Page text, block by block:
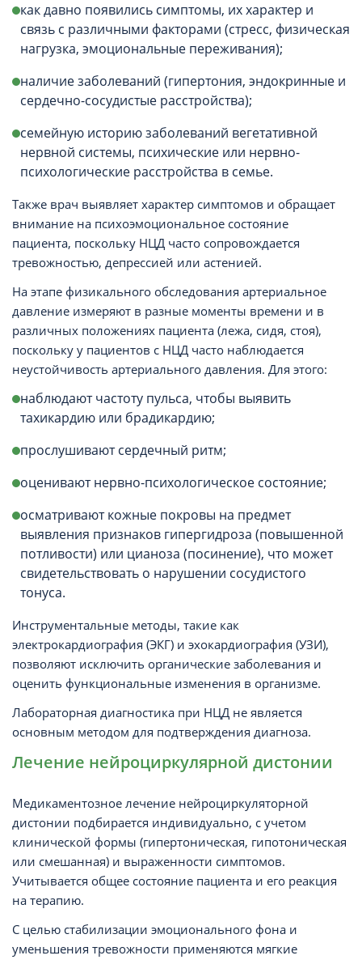
как давно появились симптомы, их характер и
связь с различными факторами (стресс, физическая
нагрузка, эмоциональные переживания);
наличие заболеваний (гипертония, эндокринные и
сердечно-сосудистые расстройства);
семейную историю заболеваний вегетативной
нервной системы, психические или нервно-
психологические расстройства в семье.
Также врач выявляет характер симптомов и обращает
внимание на психоэмоциональное состояние
пациента, поскольку НЦД часто сопровождается
тревожностью, депрессией или астенией.
На этапе физикального обследования артериальное
давление измеряют в разные моменты времени и в
различных положениях пациента (лежа, сидя, стоя),
поскольку у пациентов с НЦД часто наблюдается
неустойчивость артериального давления. Для этого:
наблюдают частоту пульса, чтобы выявить
тахикардию или брадикардию;
прослушивают сердечный ритм;
оценивают нервно-психологическое состояние;
осматривают кожные покровы на предмет
выявления признаков гипергидроза (повышенной
потливости) или цианоза (посинение), что может
свидетельствовать о нарушении сосудистого
тонуса.
Инструментальные методы, такие как
электрокардиография (ЭКГ) и эхокардиография (УЗИ),
позволяют исключить органические заболевания и
оценить функциональные изменения в организме.
Лабораторная диагностика при НЦД не является
основным методом для подтверждения диагноза.
Лечение нейроциркулярной дистонии
Медикаментозное лечение нейроциркуляторной
дистонии подбирается индивидуально, с учетом
клинической формы (гипертоническая, гипотоническая
или смешанная) и выраженности симптомов.
Учитывается общее состояние пациента и его реакция
на терапию.
С целью стабилизации эмоционального фона и
уменьшения тревожности применяются мягкие